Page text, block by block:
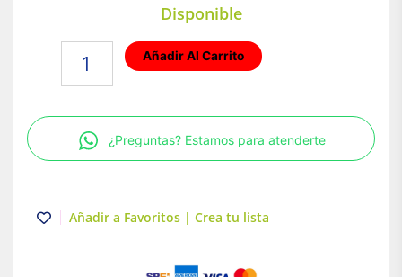
Disponible
estanca
con
chasis
Blanco
Añadir Al Carrito
¿Preguntas? Estamos para atenderte
Añadir a Favoritos | Crea tu lista